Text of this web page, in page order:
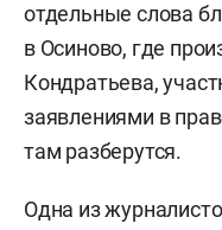
отдельные слова
в Осиново, где
Кондратьева,
заявлениями в
там разберутся.
Одна из